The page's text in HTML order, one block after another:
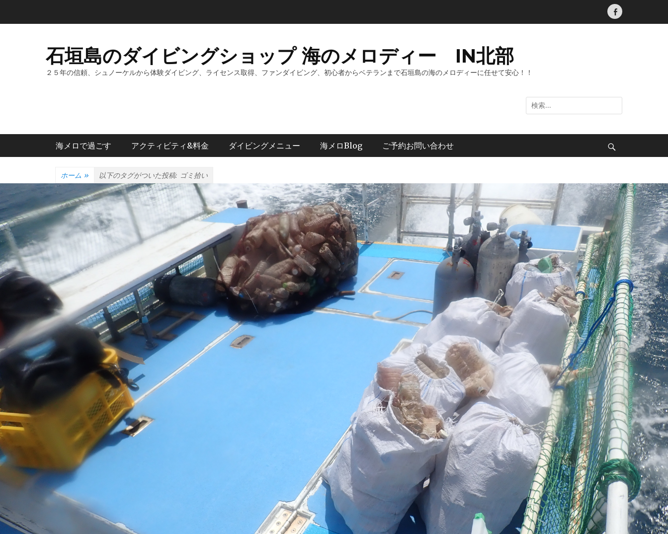
Facebook
石垣島のダイビングショップ 海のメロディー IN北部
２５年の信頼、シュノーケルから体験ダイビング、ライセンス取得、ファンダイビング、初心者からベテランまで石垣島の海のメロディーに任せて安心！！
検
索:
メインメニュー
海メロで過ごす アクティビティ&料金 ダイビングメニュー 海メロBlog ご予約お問い合わせ
ホーム » 以下のタグがついた投稿: ゴミ拾い